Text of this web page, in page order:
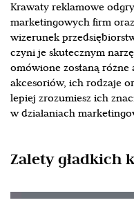
Krawaty reklamowe
marketingowych firm
wizerunek
czyni je skutecznym
omówione zostaną
akcesoriów, ich rodzaje
lepiej zrozumiesz ich
w działaniach
Zalety gładkich